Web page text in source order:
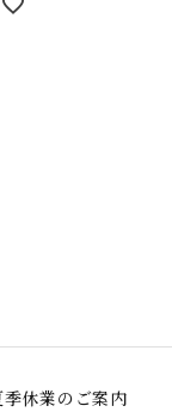
季休業のご案内